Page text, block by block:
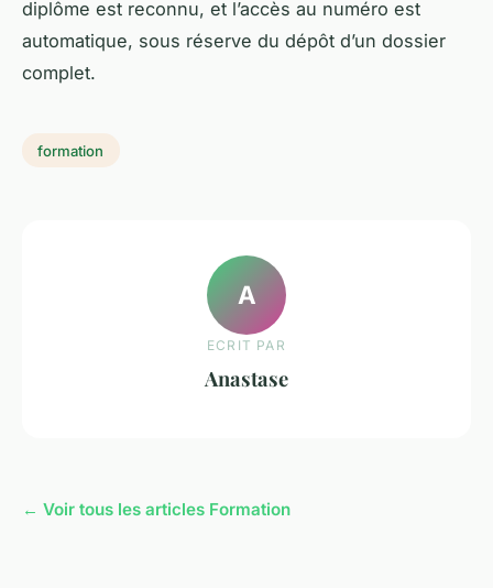
diplôme est reconnu, et l’accès au numéro est
automatique, sous réserve du dépôt d’un dossier
complet.
formation
A
ECRIT PAR
Anastase
← Voir tous les articles Formation